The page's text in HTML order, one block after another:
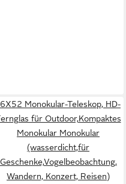
Monokular-Teleskop, HD-
für Outdoor,Kompaktes
Monokular Monokular
(wasserdicht,für
Geschenke,Vogelbeobachtung,
Wandern, Konzert, Reisen)